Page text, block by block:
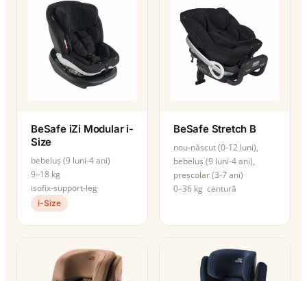
BeSafe iZi Modular i-
Size
bebeluș (9 luni-4 ani)
9–18 kg
isofix-support-leg
i-Size
BeSafe Stretch B
nou-născut (0-12 luni),
bebeluș (9 luni-4 ani),
preșcolar (3-7 ani)
0–36 kg centură